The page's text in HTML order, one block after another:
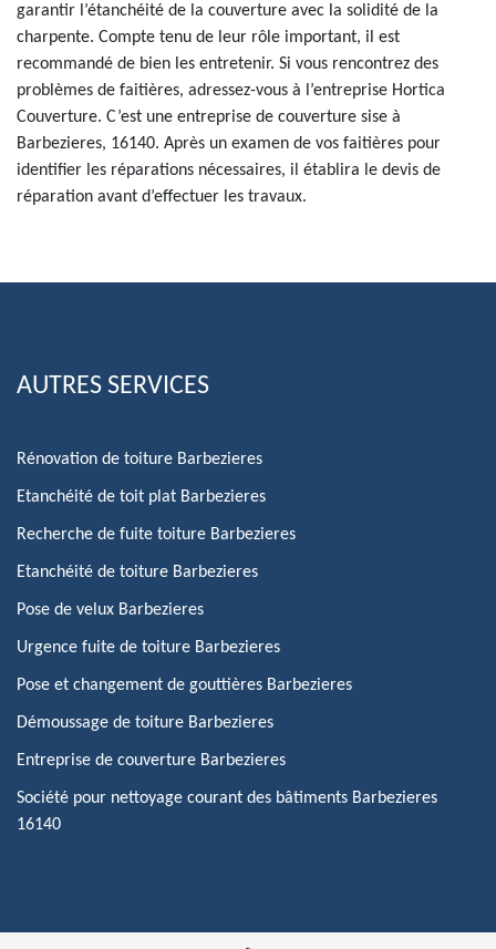
garantir l’étanchéité de la couverture avec la solidité de la
charpente. Compte tenu de leur rôle important, il est
recommandé de bien les entretenir. Si vous rencontrez des
problèmes de faitières, adressez-vous à l’entreprise Hortica
Couverture. C’est une entreprise de couverture sise à
Barbezieres, 16140. Après un examen de vos faitières pour
identifier les réparations nécessaires, il établira le devis de
réparation avant d’effectuer les travaux.
AUTRES SERVICES
Rénovation de toiture Barbezieres
Etanchéité de toit plat Barbezieres
Recherche de fuite toiture Barbezieres
Etanchéité de toiture Barbezieres
Pose de velux Barbezieres
Urgence fuite de toiture Barbezieres
Pose et changement de gouttières Barbezieres
Démoussage de toiture Barbezieres
Entreprise de couverture Barbezieres
Société pour nettoyage courant des bâtiments Barbezieres
16140